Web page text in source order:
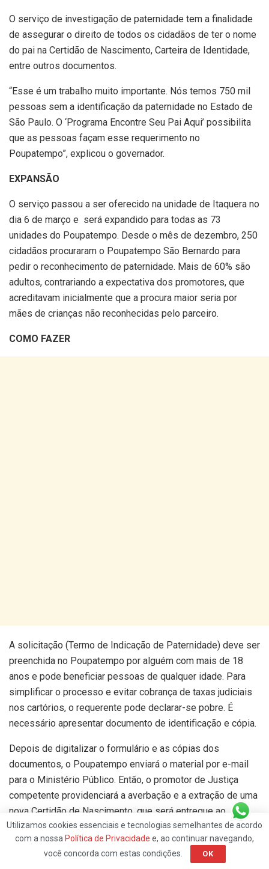
O serviço de investigação de paternidade tem a finalidade
de assegurar o direito de todos os cidadãos de ter o nome
do pai na Certidão de Nascimento, Carteira de Identidade,
entre outros documentos.
“Esse é um trabalho muito importante. Nós temos 750 mil
pessoas sem a identificação da paternidade no Estado de
São Paulo. O ‘Programa Encontre Seu Pai Aqui’ possibilita
que as pessoas façam esse requerimento no
Poupatempo”, explicou o governador.
EXPANSÃO
O serviço passou a ser oferecido na unidade de Itaquera no
dia 6 de março e será expandido para todas as 73
unidades do Poupatempo. Desde o mês de dezembro, 250
cidadãos procuraram o Poupatempo São Bernardo para
pedir o reconhecimento de paternidade. Mais de 60% são
adultos, contrariando a expectativa dos promotores, que
acreditavam inicialmente que a procura maior seria por
mães de crianças não reconhecidas pelo parceiro.
COMO FAZER
A solicitação (Termo de Indicação de Paternidade) deve ser
preenchida no Poupatempo por alguém com mais de 18
anos e pode beneficiar pessoas de qualquer idade. Para
simplificar o processo e evitar cobrança de taxas judiciais
nos cartórios, o requerente pode declarar-se pobre. É
necessário apresentar documento de identificação e cópia.
Depois de digitalizar o formulário e as cópias dos
documentos, o Poupatempo enviará o material por e-mail
para o Ministério Público. Então, o promotor de Justiça
competente providenciará a averbação e a extração de uma
nova Certidão de Nascimento, que será entregue ao
interessado num prazo estimado de 30 dias.
Caso o pai não seja encontrado, não faça o reconhecimento
Utilizamos cookies essenciais e tecnologias semelhantes de acordo
com a nossa Política de Privacidade e, ao continuar navegando,
você concorda com estas condições.
OK